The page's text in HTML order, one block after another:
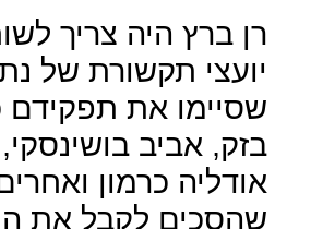
רן ברץ היה צריך
יועצי תקשורת של
שסיימו את תפקידם
בזק, אביב בושינסקי,
אודליה כרמון
שהסכים לקבל את